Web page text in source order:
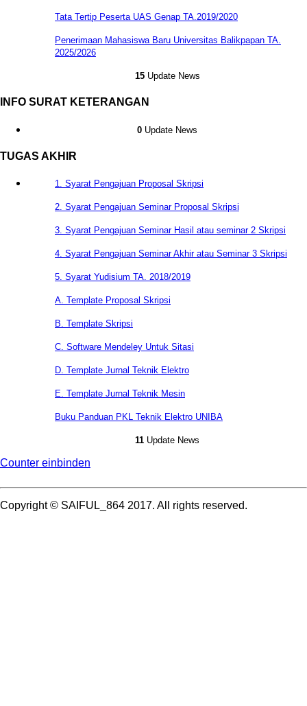
Tata Tertip Peserta UAS Genap TA.2019/2020
Penerimaan Mahasiswa Baru Universitas Balikpapan TA.
2025/2026
15 Update News
INFO SURAT KETERANGAN
0 Update News
TUGAS AKHIR
1. Syarat Pengajuan Proposal Skripsi
2. Syarat Pengajuan Seminar Proposal Skripsi
3. Syarat Pengajuan Seminar Hasil atau seminar 2 Skripsi
4. Syarat Pengajuan Seminar Akhir atau Seminar 3 Skripsi
5. Syarat Yudisium TA. 2018/2019
A. Template Proposal Skripsi
B. Template Skripsi
C. Software Mendeley Untuk Sitasi
D. Template Jurnal Teknik Elektro
E. Template Jurnal Teknik Mesin
Buku Panduan PKL Teknik Elektro UNIBA
11 Update News
Counter einbinden
Copyright © SAIFUL_864 2017. All rights reserved.